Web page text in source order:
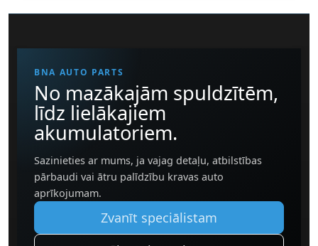
BNA AUTO PARTS
No mazākajām spuldzītēm,
līdz lielākajiem
akumulatoriem.
Sazinieties ar mums, ja vajag detaļu, atbilstības
pārbaudi vai ātru palīdzību kravas auto
aprīkojumam.
Zvanīt speciālistam